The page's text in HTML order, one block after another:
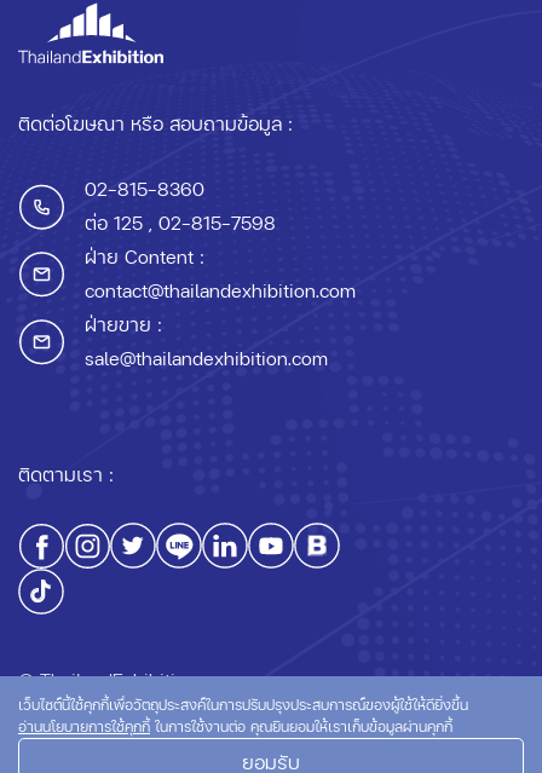
ติดต่อโฆษณา หรือ สอบถามข้อมูล :
02-815-8360
ต่อ 125 , 02-815-7598
ฝ่าย Content :
contact@thailandexhibition.com
ฝ่ายขาย :
sale@thailandexhibition.com
ติดตามเรา :
© ThailandExhibition.com
เว็บไซต์นี้ใช้คุกกี้เพื่อวัตถุประสงค์ในการปรับปรุงประสบการณ์ของผู้ใช้ให้ดียิ่งขึ้น
อ่านนโยบายการใช้คุกกี้ ในการใช้งานต่อ คุณยินยอมให้เราเก็บข้อมูลผ่านคุกกี้
ยอมรับ